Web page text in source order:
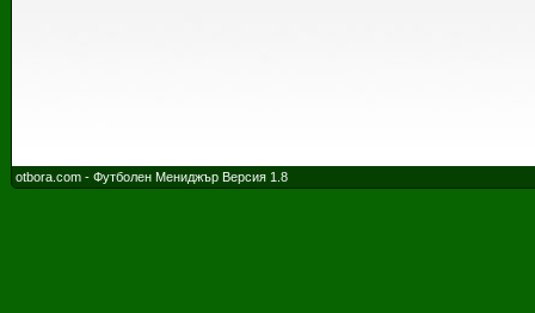
otbora.com - Футболен Мениджър Версия 1.8